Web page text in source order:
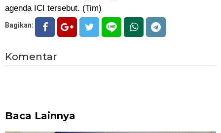
agenda ICI tersebut. (Tim)
Bagikan:
Komentar
Baca Lainnya